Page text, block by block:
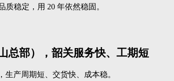
质稳定，用 20 年依然稳固。
总部），韶关服务快、工期短
生产周期短、交货快、成本稳。